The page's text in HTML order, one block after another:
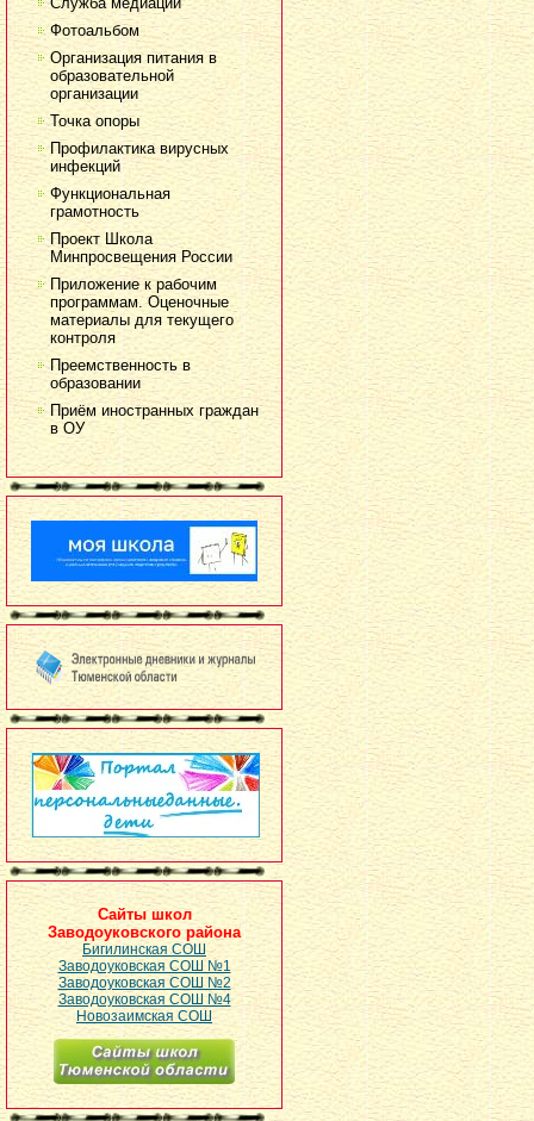
Фотоальбом
Организация питания в
образовательной
организации
Точка опоры
Профилактика вирусных
инфекций
Функциональная
грамотность
Проект Школа
Минпросвещения России
Приложение к рабочим
программам. Оценочные
материалы для текущего
контроля
Преемственность в
образовании
Приём иностранных граждан
в ОУ
Сайты школ
Заводоуковского района
Бигилинская СОШ
Заводоуковская СОШ №1
Заводоуковская СОШ №2
Заводоуковская СОШ №4
Новозаимская СОШ